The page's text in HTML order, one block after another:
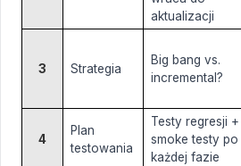
aktualizacji
3 Strategia
Big bang vs.
incremental?
4
Plan
testowania
Testy regresji +
smoke testy po
każdej fazie